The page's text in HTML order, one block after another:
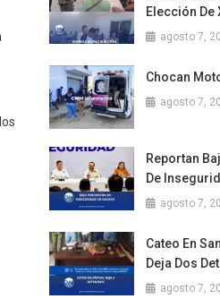
Elección De
agosto 7,
Chocan
agosto 7,
Reportan
De
agosto 7,
Cateo En
Deja Dos
agosto 7,